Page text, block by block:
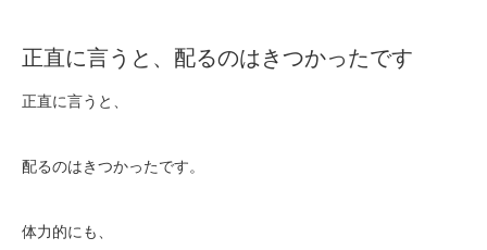
正直に言うと、配るのはきつかったです
正直に言うと、
配るのはきつかったです。
体力的にも、